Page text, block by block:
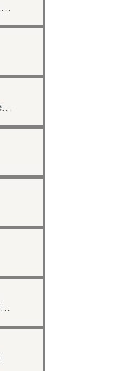
Générer automatiquement une facture lors d'une vente dans la boutique
Champs de géolocalisation dans une recherche de l'annuaire
Envoi d'un mail à tous les contacts ayant répondu à un formulaire